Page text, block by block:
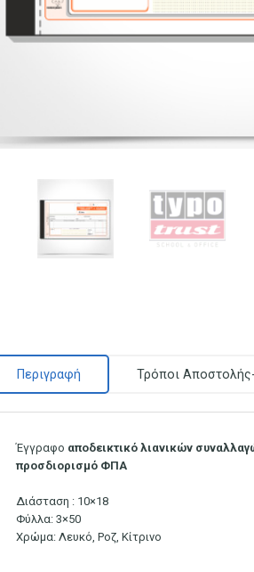
Περιγραφή Τρόποι
Έγγραφο αποδεικτικό λιανικών
προσδιορισμό ΦΠΑ
Διάσταση : 10×18
Φύλλα: 3×50
Χρώμα: Λευκό, Ροζ, Κίτρινο